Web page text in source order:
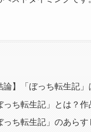
論】「ぼっち転生記
っち転生記」とは？
っち転生記」のあら